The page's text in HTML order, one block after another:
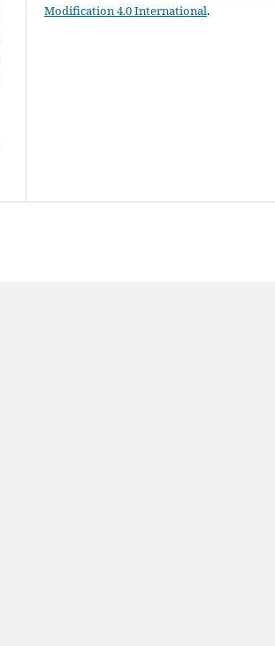
Modification 4.0 International.